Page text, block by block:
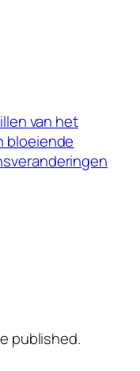
van het
bloeiende
published.